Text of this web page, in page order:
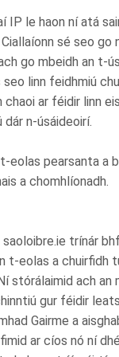
IP le haon ní atá
sé seo go
go mbeidh an t-
linn feidhmiú
chaoi ar féidir linn
n-úsáideoirí.
eolas pearsanta a
a chomhlíonadh.
trínár
t-eolas a chuirfidh
stórálaimid ach an
gur féidir
Gairme a
ar cíos nó ní